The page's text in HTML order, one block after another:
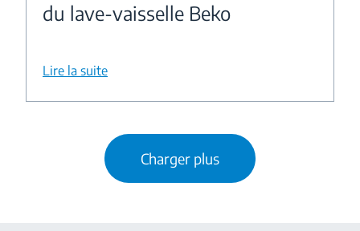
du lave-vaisselle Beko
Lire la suite
Charger plus